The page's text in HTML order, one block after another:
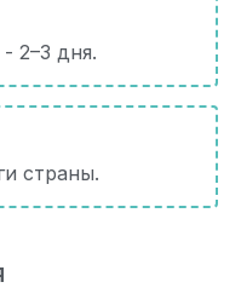
2–3 дня.
страны.